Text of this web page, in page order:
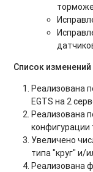
Список изменений
Реализована
EGTS на 2
Реализована
Увеличено
типа "круг" и/
Реализована